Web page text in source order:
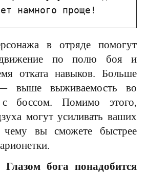
намного проще!
в отряде помогут
по полю боя и
отката навыков. Больше
выше выживаемость во
боссом. Помимо этого,
могут усиливать ваших
чему вы сможете быстрее
бога понадобится